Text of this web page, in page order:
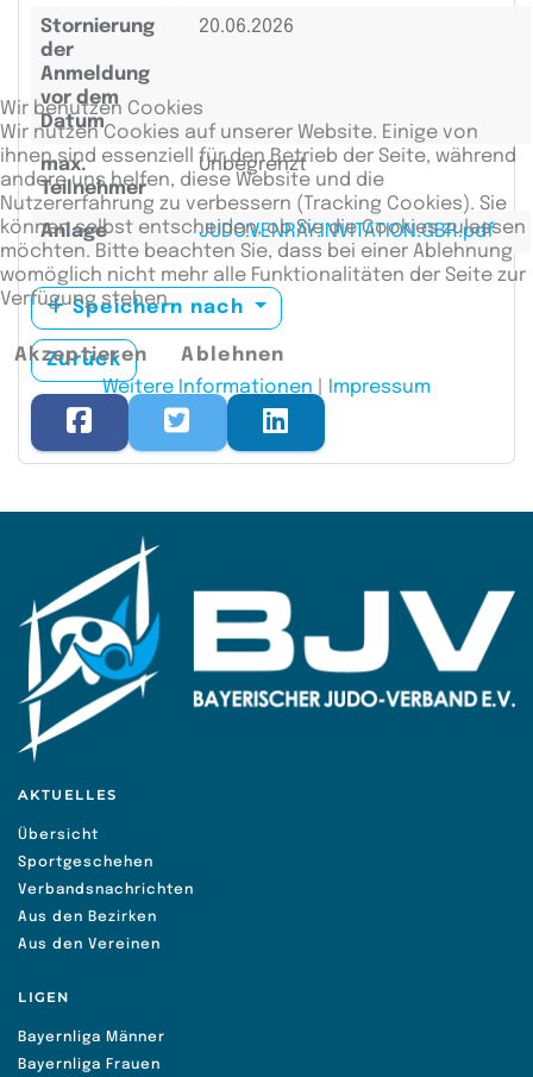
Stornierung
der
Anmeldung
vor dem
Datum
20.06.2026
max.
Teilnehmer
Unbegrenzt
Anlage JUDO.VENRAY.INVITATION.GBR.pdf
Speichern nach
Zurück
AKTUELLES
Übersicht
Sportgeschehen
Verbandsnachrichten
Aus den Bezirken
Aus den Vereinen
LIGEN
Bayernliga Männer
Bayernliga Frauen
Wir benutzen Cookies
Wir nutzen Cookies auf unserer Website. Einige von
ihnen sind essenziell für den Betrieb der Seite, während
andere uns helfen, diese Website und die
Nutzererfahrung zu verbessern (Tracking Cookies). Sie
können selbst entscheiden, ob Sie die Cookies zulassen
möchten. Bitte beachten Sie, dass bei einer Ablehnung
womöglich nicht mehr alle Funktionalitäten der Seite zur
Verfügung stehen.
Akzeptieren
Ablehnen
Weitere Informationen
Impressum